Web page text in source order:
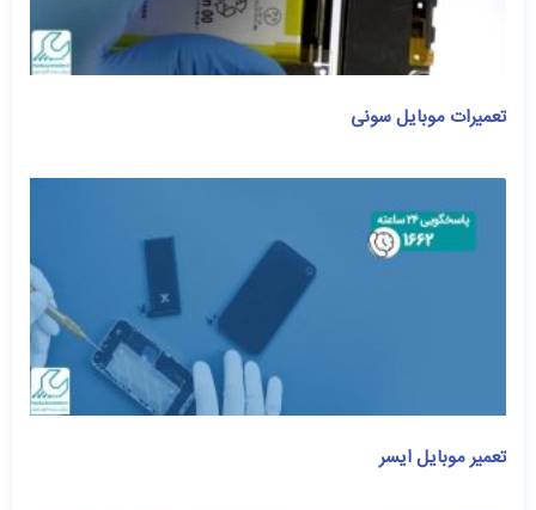
تعمیرات موبایل سونی
تعمیر موبایل ایسر